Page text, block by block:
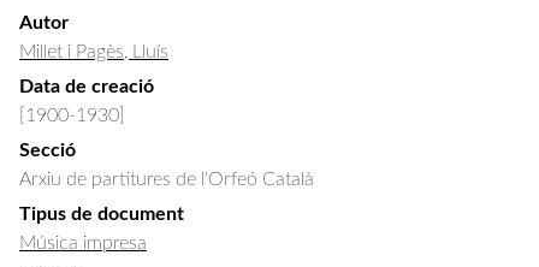
Autor
Millet i Pagès, Lluís
Data de creació
[1900-1930]
Secció
Arxiu de partitures de l'Orfeó Català
Tipus de document
Música impresa